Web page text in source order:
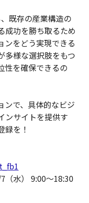
既存の産業構造の
成功を勝ち取るため
ンをどう実現できる
多様な選択肢をもつ
性を確保できるの
ンで、具体的なビジ
ンサイトを提供す
録を！
水） 9:00〜18:30